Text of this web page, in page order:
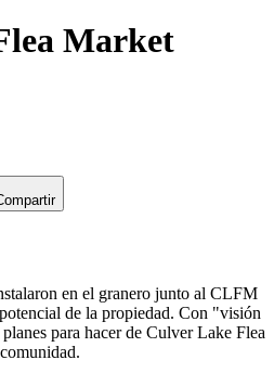
Market
en el granero junto al CLFM
de la propiedad. Con "visión
para hacer de Culver Lake Flea